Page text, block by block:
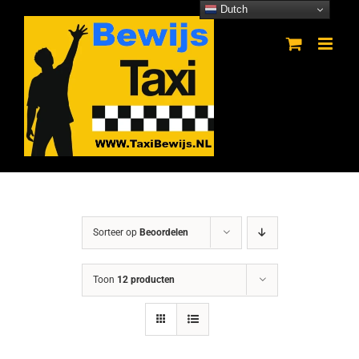
Sorteer op Beoordelen
Toon 12 producten
Dutch